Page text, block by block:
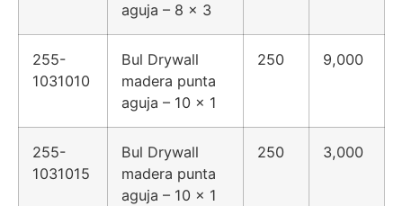
aguja – 8 x 3
255-
1031010
Bul Drywall
madera punta
aguja – 10 x 1
250 9,000
255-
1031015
Bul Drywall
madera punta
aguja – 10 x 1
250 3,000